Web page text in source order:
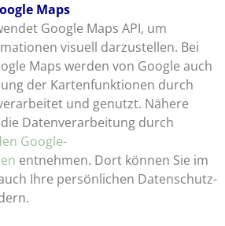
Maps
Google Maps API, um
visuell darzustellen. Bei
Maps werden von Google auch
der Kartenfunktionen durch
und genutzt. Nähere
Datenverarbeitung durch
Google-
entnehmen. Dort können Sie im
Ihre persönlichen Datenschutz-